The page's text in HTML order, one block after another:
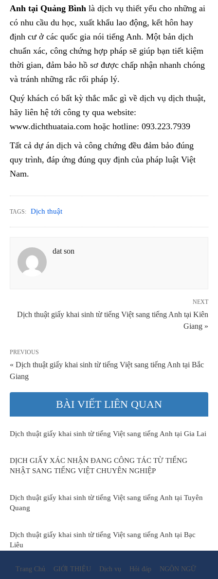
Anh tại Quảng Bình là dịch vụ thiết yếu cho những ai
có nhu cầu du học, xuất khẩu lao động, kết hôn hay
định cư ở các quốc gia nói tiếng Anh. Một bản dịch
chuẩn xác, công chứng hợp pháp sẽ giúp bạn tiết kiệm
thời gian, đảm bảo hồ sơ được chấp nhận nhanh chóng
và tránh những rắc rối pháp lý.
Quý khách có bất kỳ thắc mắc gì về dịch vụ dịch thuật,
hãy liên hệ tới công ty qua website:
www.dichthuataia.com hoặc hotline: 093.223.7939
Tất cả dự án dịch và công chứng đều đảm bảo đúng
quy trình, đáp ứng đúng quy định của pháp luật Việt
Nam.
TAGS: Dịch thuật
dat son
NEXT
Dịch thuật giấy khai sinh từ tiếng Việt sang tiếng Anh tại Kiên
Giang »
PREVIOUS
« Dịch thuật giấy khai sinh từ tiếng Việt sang tiếng Anh tại Bắc
Giang
BÀI VIẾT LIÊN QUAN
Dịch thuật giấy khai sinh từ tiếng Việt sang tiếng Anh tại Gia Lai
DỊCH GIẤY XÁC NHẬN ĐANG CÔNG TÁC TỪ TIẾNG
NHẬT SANG TIẾNG VIỆT CHUYÊN NGHIỆP
Dịch thuật giấy khai sinh từ tiếng Việt sang tiếng Anh tại Tuyên
Quang
Dịch thuật giấy khai sinh từ tiếng Việt sang tiếng Anh tại Bạc
Liêu
Trang Chủ GIỚI THIỆU Dịch vụ Hỏi đáp NGÔN NGỮ